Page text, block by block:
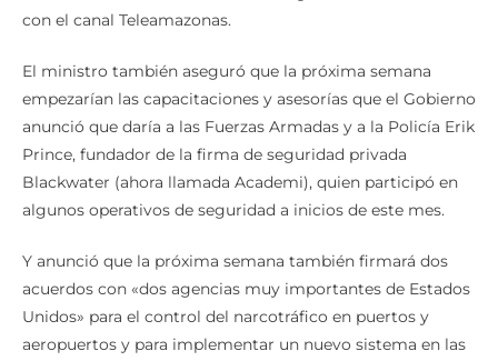
con el canal Teleamazonas.
El ministro también aseguró que la próxima semana
empezarían las capacitaciones y asesorías que el Gobierno
anunció que daría a las Fuerzas Armadas y a la Policía Erik
Prince, fundador de la firma de seguridad privada
Blackwater (ahora llamada Academi), quien participó en
algunos operativos de seguridad a inicios de este mes.
Y anunció que la próxima semana también firmará dos
acuerdos con «dos agencias muy importantes de Estados
Unidos» para el control del narcotráfico en puertos y
aeropuertos y para implementar un nuevo sistema en las